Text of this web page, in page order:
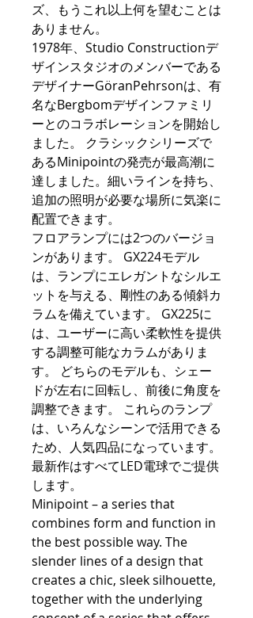
ズ、もうこれ以上何を望むことは
ありません。
1978年、Studio Constructionデ
ザインスタジオのメンバーである
デザイナーGöranPehrsonは、有
名なBergbomデザインファミリ
ーとのコラボレーションを開始し
ました。 クラシックシリーズで
あるMinipointの発売が最高潮に
達しました。細いラインを持ち、
追加の照明が必要な場所に気楽に
配置できます。
フロアランプには2つのバージョ
ンがあります。 GX224モデル
は、ランプにエレガントなシルエ
ットを与える、剛性のある傾斜カ
ラムを備えています。 GX225に
は、ユーザーに高い柔軟性を提供
する調整可能なカラムがありま
す。 どちらのモデルも、シェー
ドが左右に回転し、前後に角度を
調整できます。 これらのランプ
は、いろんなシーンで活用できる
ため、人気四品になっています。
最新作はすべてLED電球でご提供
します。
Minipoint – a series that
combines form and function in
the best possible way. The
slender lines of a design that
creates a chic, sleek silhouette,
together with the underlying